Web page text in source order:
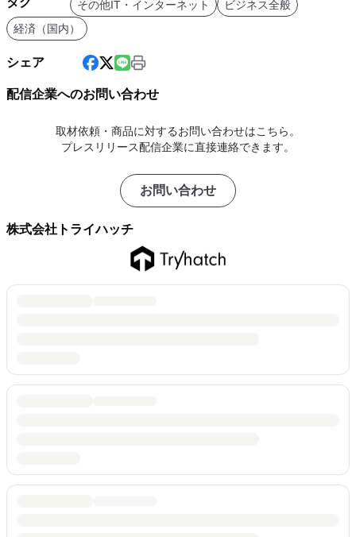
その他IT・インターネット
ビジネス全般
経済（国内）
シェア
配信企業へのお問い合わせ
取材依頼・商品に対するお問い合わせはこちら。
プレスリリース配信企業に直接連絡できます。
お問い合わせ
株式会社トライハッチ